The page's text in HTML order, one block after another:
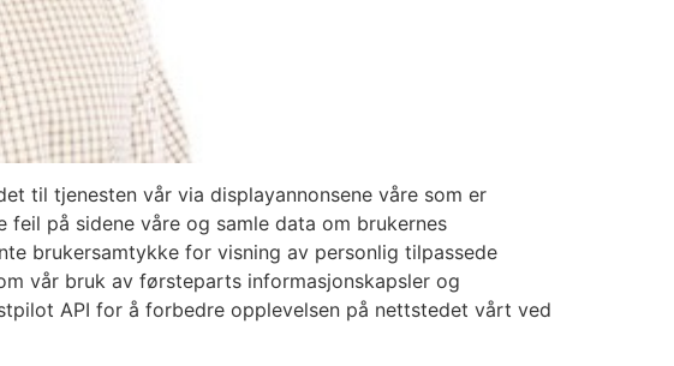
til tjenesten vår via displayannonsene våre som er
på sidene våre og samle data om brukernes
brukersamtykke for visning av personlig tilpassede
vår bruk av førsteparts informasjonskapsler og
API for å forbedre opplevelsen på nettstedet vårt ved